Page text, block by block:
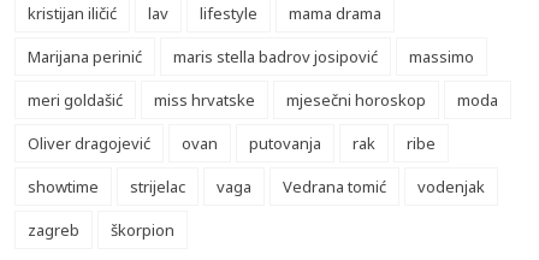
kristijan iličić
lav lifestyle
mama drama
Marijana perinić
maris stella badrov josipović
massimo
meri goldašić
miss hrvatske mjesečni horoskop
moda
Oliver dragojević
ovan putovanja rak
ribe
showtime
strijelac vaga Vedrana tomić
vodenjak
zagreb
škorpion